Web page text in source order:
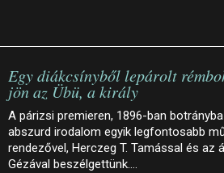
Egy diákcsínyből lepárolt
jön az Übü, a király
A párizsi premieren, 1896-ban
abszurd irodalom egyik legfontosabb
rendezővel, Herczeg T. Tamással és az
Gézával beszélgettünk.…